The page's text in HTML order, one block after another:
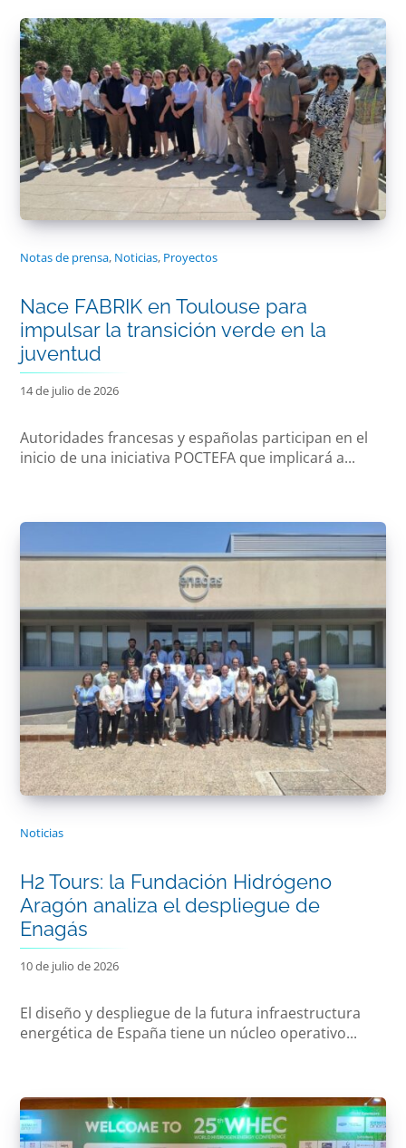
Notas de prensa, Noticias, Proyectos
Nace FABRIK en Toulouse para
impulsar la transición verde en la
juventud
14 de julio de 2026
Autoridades francesas y españolas participan en el
inicio de una iniciativa POCTEFA que implicará a...
Noticias
H2 Tours: la Fundación Hidrógeno
Aragón analiza el despliegue de
Enagás
10 de julio de 2026
El diseño y despliegue de la futura infraestructura
energética de España tiene un núcleo operativo...